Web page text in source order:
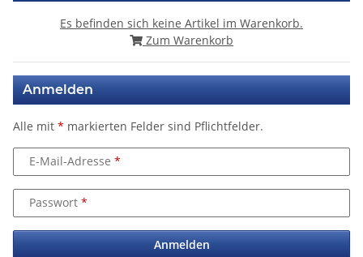
Es befinden sich keine Artikel im Warenkorb.
Zum Warenkorb
Anmelden
Alle mit * markierten Felder sind Pflichtfelder.
E-Mail-Adresse
Passwort
Anmelden